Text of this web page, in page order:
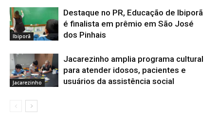
Ibiporã
Destaque no PR, Educação de Ibiporã
é finalista em prêmio em São José
dos Pinhais
Jacarezinho
Jacarezinho amplia programa cultural
para atender idosos, pacientes e
usuários da assistência social